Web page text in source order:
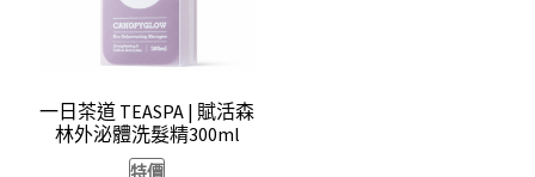
一日茶道 TEASPA | 賦活森
林外泌體洗髮精300ml
特價